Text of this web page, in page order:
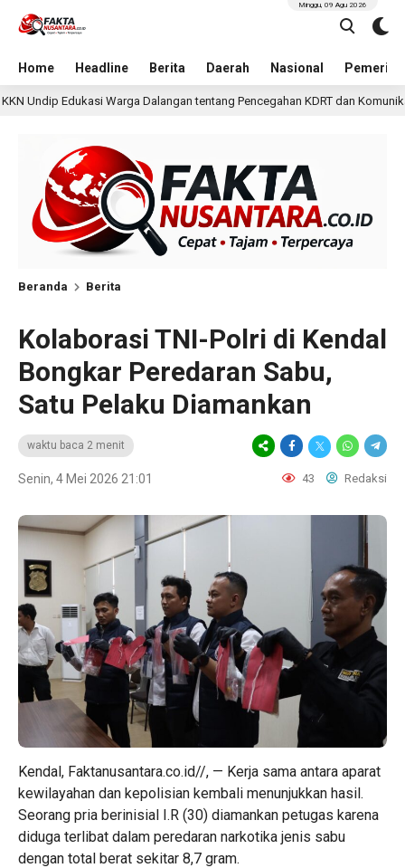
Home Headline Berita Daerah Nasional
Minggu, 09 Agu 2026
tentang Pencegahan KDRT dan Komunikasi Keluarga 1 hari
Beranda Berita
Kolaborasi TNI-Polri di Kendal
Bongkar Peredaran Sabu,
Satu Pelaku Diamankan
waktu baca 2 menit
Senin, 4 Mei 2026 21:01 43 Redaksi
Kendal, Faktanusantara.co.id//, — Kerja sama antara aparat
kewilayahan dan kepolisian kembali menunjukkan hasil.
Seorang pria berinisial I.R (30) diamankan petugas karena
diduga terlibat dalam peredaran narkotika jenis sabu
dengan total berat sekitar 8,7 gram.